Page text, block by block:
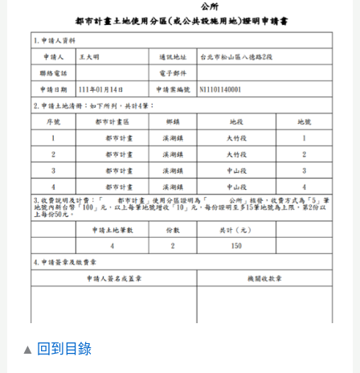
▲ 回到目錄